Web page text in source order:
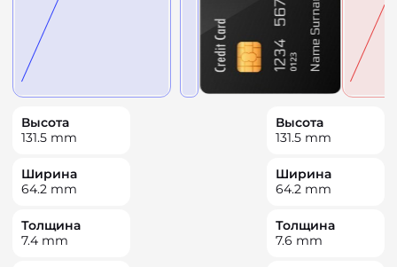
Высота
131.5 mm
Ширина
64.2 mm
Толщина
7.4 mm
Высота
131.5 mm
Ширина
64.2 mm
Толщина
7.6 mm